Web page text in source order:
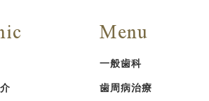
Menu
一般歯科
歯周病治療